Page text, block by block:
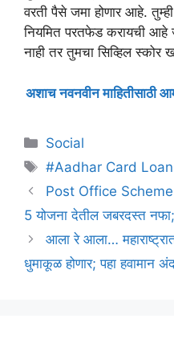
वरती पैसे जमा होणार आहे.
नियमित परतफेड करायची आहे
नाही तर तुमचा सिव्हिल स्कोर
अशाच नवनवीन माहितीसाठी
Categories
Social
Tags
#Aadhar Card Loan
Post Office Scheme:
5 योजना देतील जबरदस्त
आला रे आला…
धुमाकूळ होणार; पहा हवामान